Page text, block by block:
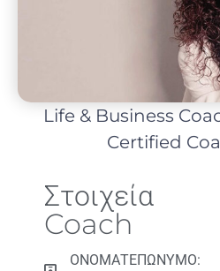
Life & Business
Certified
Στοιχεία
Coach
ΟΝΟΜΑΤΕΠΩΝΥΜΟ: